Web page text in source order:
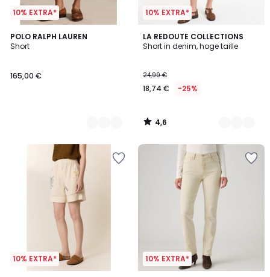
10% EXTRA*
POLO RALPH LAUREN
Short
165,00 €
3
Kleuren
10% EXTRA*
LA REDOUTE COLLECTIONS
Short in denim, hoge taille
24,99 €
18,74 € -25%
4,6
/ 5
4
Kleuren
4,6
/
10% EXTRA* 10% EXTRA*